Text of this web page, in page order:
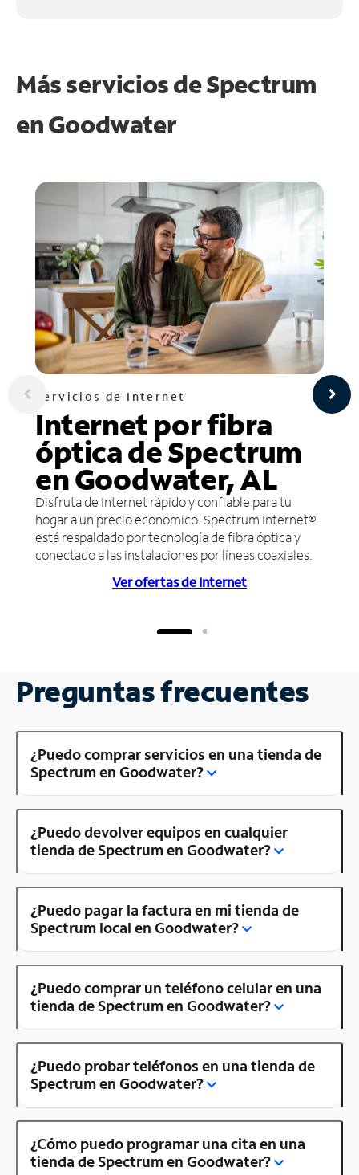
Más servicios de Spectrum
enGoodwater
Servicios de Internet
Internet por fibra
óptica de Spectrum
en Goodwater, AL
Disfruta de Internet rápido y confiable para tu
hogar a un precio económico. Spectrum Internet®
está respaldado por tecnología de fibra óptica y
conectado a las instalaciones por líneas coaxiales.
Ver ofertas de Internet
Preguntas frecuentes
¿Puedo comprar servicios en una tienda de
Spectrum en Goodwater?
¿Puedo devolver equipos en cualquier
tienda de Spectrum en Goodwater?
¿Puedo pagar la factura en mi tienda de
Spectrum local en Goodwater?
¿Puedo comprar un teléfono celular en una
tienda de Spectrum en Goodwater?
¿Puedo probar teléfonos en una tienda de
Spectrum en Goodwater?
¿Cómo puedo programar una cita en una
tienda de Spectrum en Goodwater?